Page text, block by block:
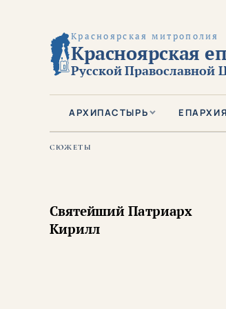
Красноярская митрополия
Красноярская
Русской Православной
АРХИПАСТЫРЬ ЕПАРХИЯ
СЮЖЕТЫ
Святейший Патриарх
Кирилл